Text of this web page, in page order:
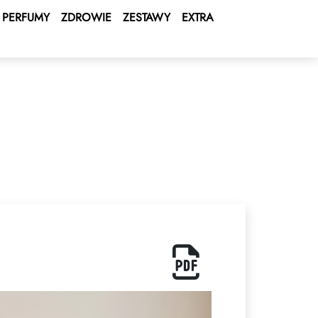
PERFUMY ZDROWIE ZESTAWY
EXTRA